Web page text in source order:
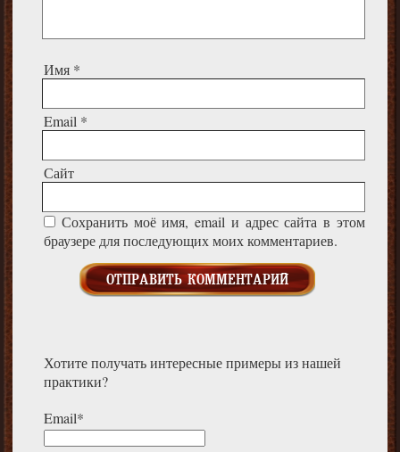
Имя *
Email *
Сайт
Сохранить моё имя, email и адрес сайта в этом
браузере для последующих моих комментариев.
Хотите получать интересные примеры из нашей
практики?
Email*